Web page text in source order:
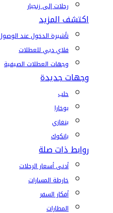
رحلات إلى زنجبار
اكتشف المزيد
تأشيرة الدخول عند
فلاي دبي للعطلات
وجهات العطلات الصيفية
وجهات جديدة
حلب
بوخارا
بنغازي
بانكوك
روابط ذات صلة
أدنى أسعار الرحلات
خارطة المسارات
أفكار السفر
المطارات